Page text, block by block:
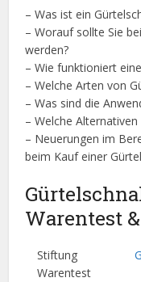
– Was ist ein
– Worauf sollte Sie
werden?
– Wie funktioniert
– Welche Arten von
– Was sind die
– Welche Alternativen
– Neuerungen im
beim Kauf einer
Warentest
Stiftung
Warentest